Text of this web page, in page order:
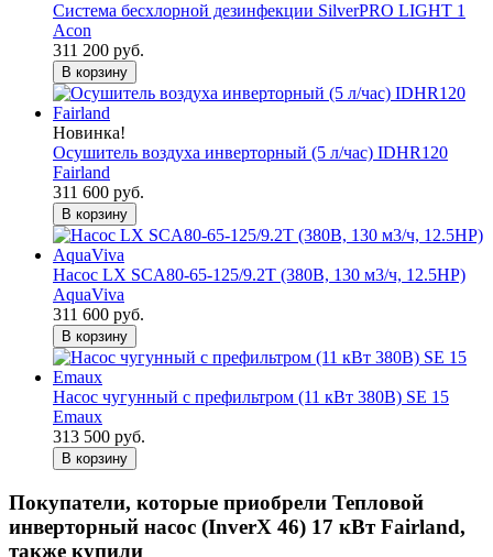
Система бесхлорной дезинфекции SilverPRO LIGHT 1
Acon
311 200 руб.
В корзину
Новинка!
Осушитель воздуха инверторный (5 л/час) IDHR120
Fairland
311 600 руб.
В корзину
Насос LX SCA80-65-125/9.2T (380В, 130 м3/ч, 12.5НР)
AquaViva
311 600 руб.
В корзину
Насос чугунный с префильтром (11 кВт 380В) SE 15
Emaux
313 500 руб.
В корзину
Покупатели, которые приобрели Тепловой
инверторный насос (InverX 46) 17 кВт Fairland,
также купили